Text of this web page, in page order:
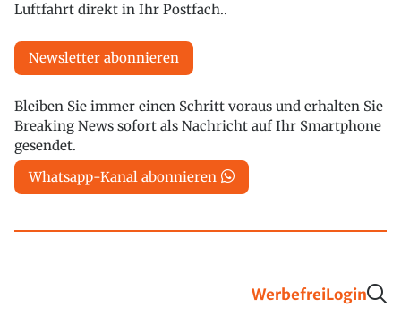
Luftfahrt direkt in Ihr Postfach..
Newsletter abonnieren
Bleiben Sie immer einen Schritt voraus und erhalten Sie
Breaking News sofort als Nachricht auf Ihr Smartphone
gesendet.
Whatsapp-Kanal abonnieren
WerbefreiLogin